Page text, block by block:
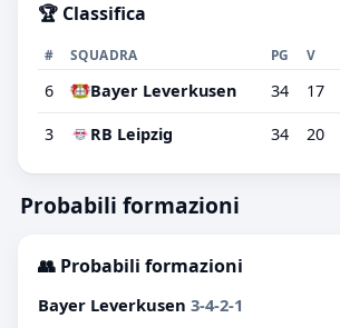
🏆 Classifica
# SQUADRA PG V
6 Bayer Leverkusen 34 17
3 RB Leipzig 34 20
Probabili formazioni
👥 Probabili formazioni
Bayer Leverkusen 3-4-2-1